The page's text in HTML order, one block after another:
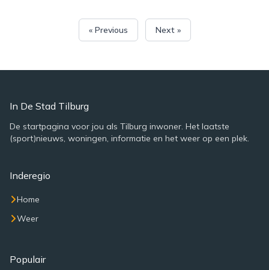
« Previous Next »
In De Stad Tilburg
De startpagina voor jou als Tilburg inwoner. Het laatste
(sport)nieuws, woningen, informatie en het weer op een plek.
Inderegio
Home
Weer
Populair